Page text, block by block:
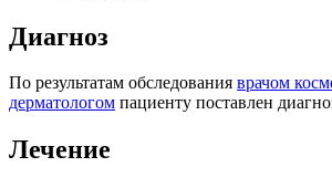
Диагноз
По результатам обследования врачом
дерматологом пациенту поставлен
Лечение